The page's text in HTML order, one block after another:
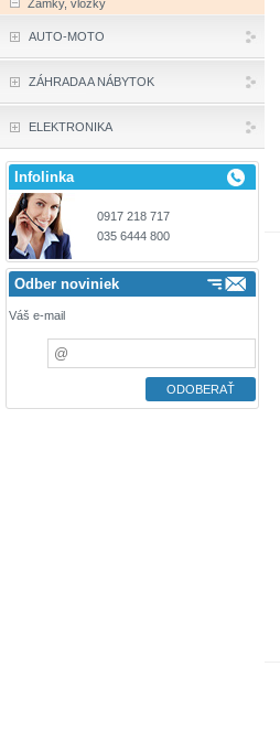
Zámky, vložky
AUTO-MOTO
ZÁHRADA A NÁBYTOK
ELEKTRONIKA
Infolinka
0917 218 717
035 6444 800
Odber noviniek
Váš e-mail